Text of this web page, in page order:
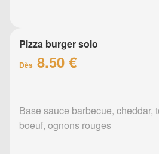
Pizza burger solo
Dès 8.50 €
Base sauce barbecue, cheddar,
boeuf, ognons rouges